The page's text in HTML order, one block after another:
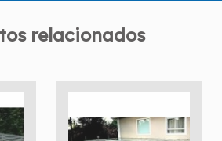
relacionados